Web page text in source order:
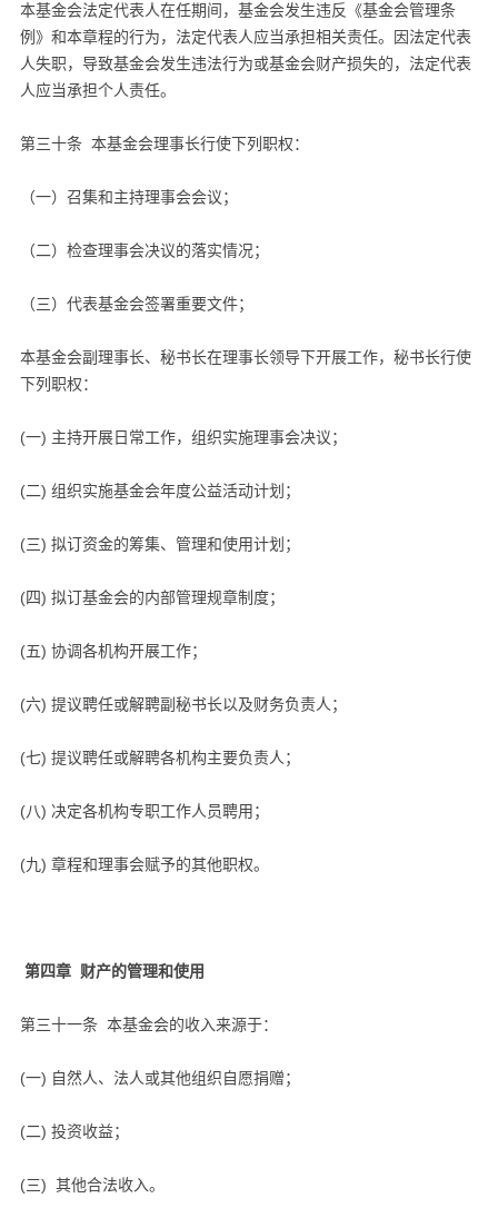
本基金会法定代表人在任期间，基金会发生违反《基金会管理条
例》和本章程的行为，法定代表人应当承担相关责任。因法定代表
人失职，导致基金会发生违法行为或基金会财产损失的，法定代表
人应当承担个人责任。
第三十条 本基金会理事长行使下列职权：
（一）召集和主持理事会会议；
（二）检查理事会决议的落实情况；
（三）代表基金会签署重要文件；
本基金会副理事长、秘书长在理事长领导下开展工作，秘书长行使
下列职权：
(一) 主持开展日常工作，组织实施理事会决议；
(二) 组织实施基金会年度公益活动计划；
(三) 拟订资金的筹集、管理和使用计划；
(四) 拟订基金会的内部管理规章制度；
(五) 协调各机构开展工作；
(六) 提议聘任或解聘副秘书长以及财务负责人；
(七) 提议聘任或解聘各机构主要负责人；
(八) 决定各机构专职工作人员聘用；
(九) 章程和理事会赋予的其他职权。
第四章 财产的管理和使用
第三十一条 本基金会的收入来源于：
(一) 自然人、法人或其他组织自愿捐赠；
(二) 投资收益；
(三) 其他合法收入。